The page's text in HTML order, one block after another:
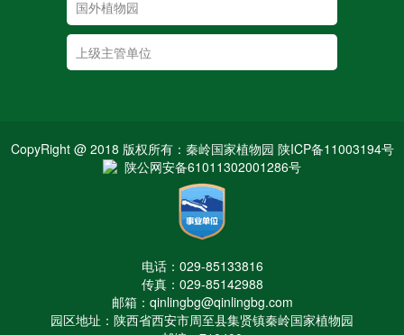
CopyRight @ 2018 版权所有：秦岭国家植物园 陕ICP备11003194号
陕公网安备61011302001286号
电话：029-85133816
传真：029-85142988
邮箱：qinlingbg@qinlingbg.com
园区地址：陕西省西安市周至县集贤镇秦岭国家植物园